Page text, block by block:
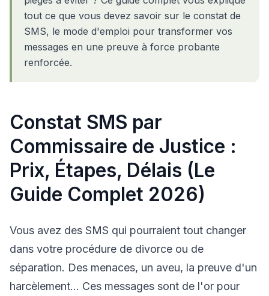
tout ce que vous devez savoir sur le constat de
SMS, le mode d'emploi pour transformer vos
messages en une preuve à force probante
renforcée.
Constat SMS par
Commissaire de Justice :
Prix, Étapes, Délais (Le
Guide Complet 2026)
Vous avez des SMS qui pourraient tout changer
dans votre procédure de divorce ou de
séparation. Des menaces, un aveu, la preuve d'un
harcèlement... Ces messages sont de l'or pour